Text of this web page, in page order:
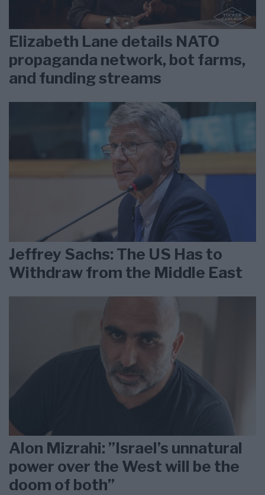
Elizabeth Lane details NATO
propaganda network, bot farms,
and funding streams
Jeffrey Sachs: The US Has to
Withdraw from the Middle East
Alon Mizrahi: ”Israel’s unnatural
power over the West will be the
doom of both”